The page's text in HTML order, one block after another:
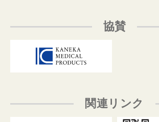
協賛
関連リンク